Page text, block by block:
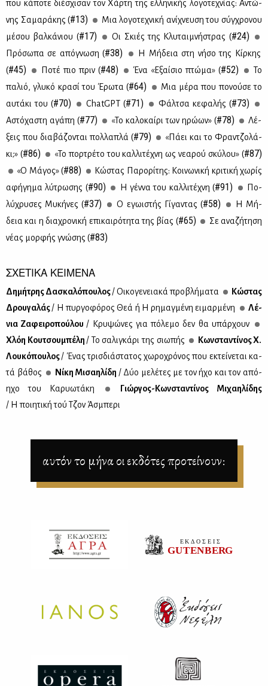
που κά­πο­τε διέ­σχι­σαν τον Χάρ­τη της ελ­λη­νι­κής λο­γο­τε­χνί­ας: Aντώ­
νης Σα­μα­ρά­κης (#13)
Mια λο­γο­τε­χνι­κή ανί­χνευ­ση του σύγ­χρο­νου
μέ­σου βαλ­κά­νιου (#17) Οι Σκιές της Κλυ­ται­μνή­στρας (#24)
Πρό­σω­πα σε από­γνω­ση (#38)
Η Μή­δεια στη νή­σο της Κίρ­κης
(#45) Πο­τέ πιο πριν (#48) Ένα «Εξαί­σιο πτώ­μα» (#52)
Το
πα­λιό, γλυ­κό κρα­σί του Έρω­τα (#64)
Μια μέ­ρα που πο­νού­σε το
αυ­τά­κι του (#70) ChatGPT (#71) Φάλ­τσα κε­φα­λής (#73)
Αστό­χα­στη αγά­πη (#77) «Το κα­λο­καί­ρι των ηρώ­ων» (#78)
Λέ­
ξεις που δια­βά­ζο­νται πολ­λα­πλά (#79)
«Πά­ει και το Φραν­τζο­λά­
κι;» (#86) «Το πορ­τρέ­το του καλ­λι­τέ­χνη ως νε­α­ρού σκύ­λου» (#87)
«Ο Μά­γος» (#88)
Κώ­στας Πα­ρο­ρί­της: Κοι­νω­νι­κή κρι­τι­κή χω­ρίς
αφή­γη­μα λύ­τρω­σης (#90) Η γέν­να του καλ­λι­τέ­χνη (#91)
Πο­
λύ­χρυ­σες Μυ­κή­νες (#37) Ο εγω­ι­στής Γί­γα­ντας (#58)
Η Μή­
δεια και η δια­χρο­νι­κή επι­και­ρό­τη­τα της βί­ας (#65)
Σε ανα­ζή­τη­ση
νέ­ας μορ­φής γνώ­σης (#83)
ΣΧΕΤΙΚΑ ΚΕΙΜΕΝΑ
Δη­μή­τρης Δα­σκα­λό­που­λος/ Οι­κο­γε­νεια­κά προ­βλή­μα­τα
Κώ­στας
Δρου­γα­λάς/ Η πυρ­γο­φό­ρος Θεά ή Η ρη­μαγ­μέ­νη ει­μαρ­μέ­νη
Λέ­
νια Ζα­φει­ρο­πού­λου / Κρυ­ψώ­νες για πό­λε­μο δεν θα υπάρ­χουν
Χλόη Κου­τσου­μπέ­λη / Το σα­λι­γκά­ρι της σιω­πής
Κων­στα­ντί­νος Χ.
Λου­κό­που­λος/ Ένας τρισ­διά­στα­τος χω­ρο­χρό­νος που εκτεί­νε­ται κα­
τά βά­θος
Νί­κη Μι­σαη­λί­δη / Δύο με­λέ­τες με τον ήχο και τον από­
η­χο του Κα­ρυω­τά­κη
Γιώρ­γος-Κων­στα­ντί­νος Μι­χαη­λί­δης
/ Η ποι­η­τι­κή τού Τζον Άσμπε­ρι
αυτόν το μήνα οι εκδότες προτείνουν: